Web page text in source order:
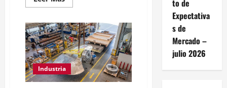
más
Ni
una
pyme
menos:
Cerraron
casi
40
pymes
por
Industria
to de
Expectativa
s de
Mercado –
julio 2026